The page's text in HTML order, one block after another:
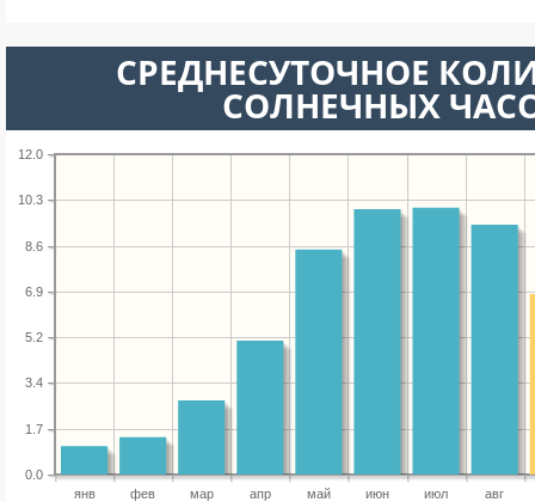
СРЕДНЕСУТОЧНОЕ
СОЛНЕЧНЫХ
янв фев мар апр май июн июл авг
0.0
1.7
3.4
5.2
6.9
8.6
10.3
12.0